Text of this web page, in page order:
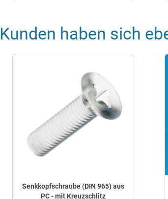
Kunden haben sich
Senkkopfschraube (DIN 965) aus
PC - mit Kreuzschlitz